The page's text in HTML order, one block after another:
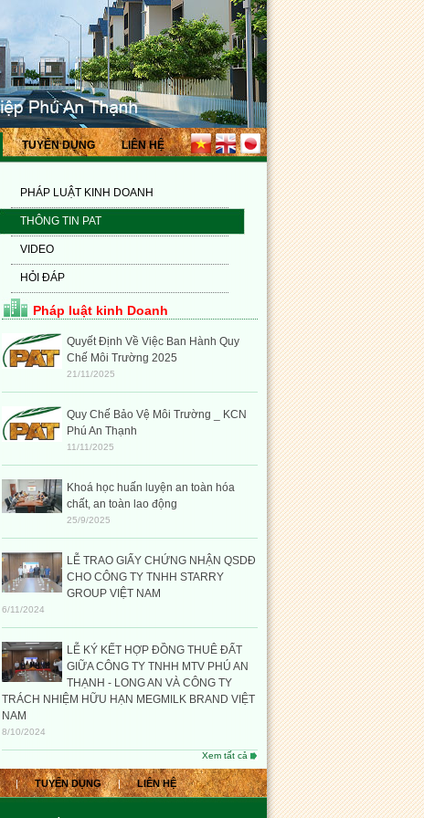
TUYỂN DỤNG LIÊN HỆ
PHÁP LUẬT KINH DOANH
THÔNG TIN PAT
VIDEO
HỎI ĐÁP
Pháp luật kinh Doanh
Quyết Định Về Việc Ban Hành Quy
Chế Môi Trường 2025
21/11/2025
Quy Chế Bảo Vệ Môi Trường _ KCN
Phú An Thạnh
11/11/2025
Khoá học huấn luyện an toàn hóa
chất, an toàn lao động
25/9/2025
LỄ TRAO GIẤY CHỨNG NHẬN QSDĐ
CHO CÔNG TY TNHH STARRY
GROUP VIỆT NAM
6/11/2024
LỄ KÝ KẾT HỢP ĐỒNG THUÊ ĐẤT
GIỮA CÔNG TY TNHH MTV PHÚ AN
THẠNH - LONG AN VÀ CÔNG TY
TRÁCH NHIỆM HỮU HẠN MEGMILK BRAND VIỆT
NAM
8/10/2024
Xem tất cả
| TUYỂN DỤNG | LIÊN HỆ